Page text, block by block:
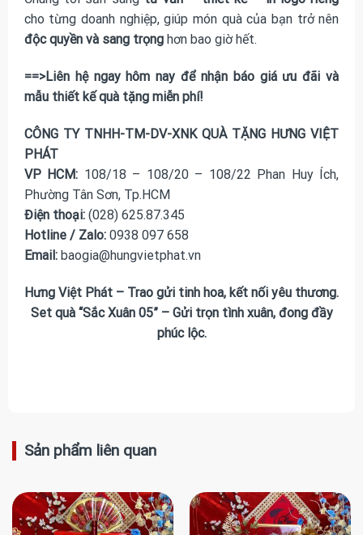
cho từng doanh nghiệp, giúp món quà của bạn trở nên
độc quyền và sang trọnghơn bao giờ hết.
==>Liên hệ ngay hôm nay để nhận báo giá ưu đãi và
mẫu thiết kế quà tặng miễn phí!
CÔNG TY TNHH-TM-DV-XNK QUÀ TẶNG HƯNG VIỆT
PHÁT
VP HCM: 108/18 – 108/20 – 108/22 Phan Huy Ích,
Phường Tân Sơn, Tp.HCM
Điện thoại:(028) 625.87.345
Hotline / Zalo:0938 097 658
Email: baogia@hungvietphat.vn
Hưng Việt Phát – Trao gửi tinh hoa, kết nối yêu thương.
Set quà “Sắc Xuân 05” – Gửi trọn tình xuân, đong đầy
phúc lộc.
Sản phẩm liên quan